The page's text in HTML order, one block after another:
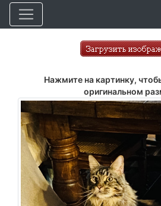
Нажмите на картинку,
оригинальном